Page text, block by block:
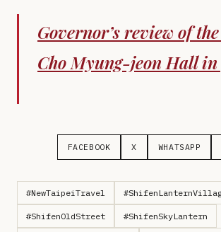
Governor’s review of
Cho Myung-jeon Hall
FACEBOOK X WHATSAPP
#NewTaipeiTravel
#ShifenOldStreet #ShifenSkyLantern